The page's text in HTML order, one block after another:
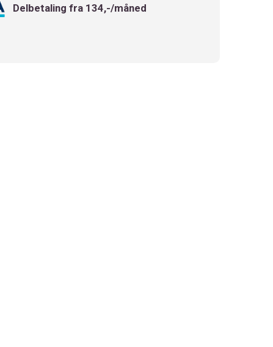
Delbetaling fra 134,-/måned